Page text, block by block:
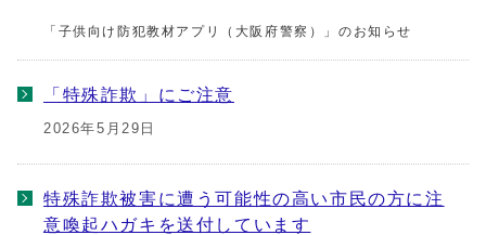
「子供向け防犯教材アプリ（大阪府警察）」のお知らせ
「特殊詐欺」にご注意
2026年5月29日
特殊詐欺被害に遭う可能性の高い市民の方に注
意喚起ハガキを送付しています